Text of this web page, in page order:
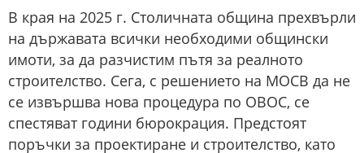
В края на 2025 г. Столичната община прехвърли
на държавата всички необходими общински
имоти, за да разчистим пътя за реалното
строителство. Сега, с решението на МОСВ да не
се извършва нова процедура по ОВОС, се
спестяват години бюрокрация. Предстоят
поръчки за проектиране и строителство, като